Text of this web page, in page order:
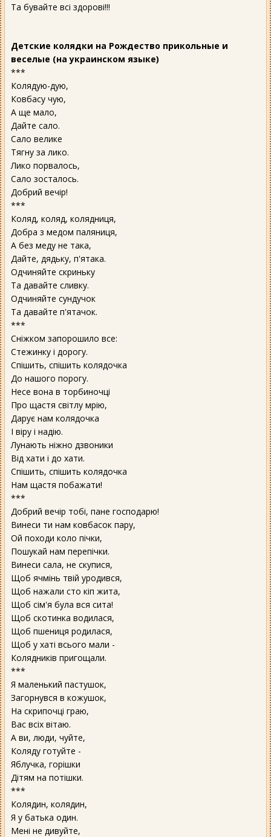
Та бувайте всі здорові!!!
Детские колядки на Рождество прикольные и
веселые (на украинском языке)
***
Колядую-дую,
Ковбасу чую,
А ще мало,
Дайте сало.
Сало велике
Тягну за лико.
Лико порвалось,
Сало зосталось.
Добрий вечір!
***
Коляд, коляд, колядниця,
Добра з медом паляниця,
А без меду не така,
Дайте, дядьку, п'ятака.
Одчиняйте скриньку
Та давайте сливку.
Одчиняйте сундучок
Та давайте п'ятачок.
***
Сніжком запорошило все:
Стежинку і дорогу.
Спішить, спішить колядочка
До нашого порогу.
Несе вона в торбиночці
Про щастя світлу мрію,
Дарує нам колядочка
І віру і надію.
Лунають ніжно дзвоники
Від хати і до хати.
Спішить, спішить колядочка
Нам щастя побажати!
***
Добрий вечір тобі, пане господарю!
Винеси ти нам ковбасок пару,
Ой походи коло пічки,
Пошукай нам перепічки.
Винеси сала, не скупися,
Щоб ячмінь твій уродився,
Щоб нажали сто кіп жита,
Щоб сім'я була вся сита!
Щоб скотинка водилася,
Щоб пшениця родилася,
Щоб у хаті всього мали -
Колядників пригощали.
***
Я маленький пастушок,
Загорнувся в кожушок,
На скрипочці граю,
Вас всіх вітаю.
А ви, люди, чуйте,
Коляду готуйте -
Яблучка, горішки
Дітям на потішки.
***
Колядин, колядин,
Я у батька один.
Мені не дивуйте,